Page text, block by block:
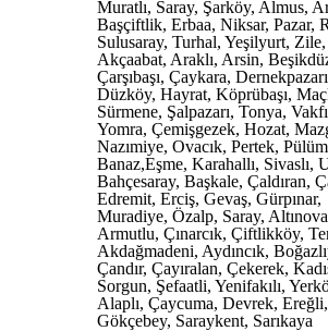
Muratlı, Saray, Şarköy, Almus,
Başçiftlik, Erbaa, Niksar, Pazar,
Sulusaray, Turhal, Yeşilyurt, Zile,
Akçaabat, Araklı, Arsin,
Çarşıbaşı, Çaykara,
Düzköy, Hayrat, Köprübaşı,
Sürmene, Şalpazarı, Tonya,
Yomra, Çemişgezek, Hozat,
Nazımiye, Ovacık, Pertek,
Banaz,Eşme, Karahallı, Sivaslı,
Bahçesaray, Başkale, Çaldıran,
Edremit, Erciş, Gevaş, Gürpınar,
Muradiye, Özalp, Saray,
Armutlu, Çınarcık, Çiftlikköy,
Akdağmadeni, Aydıncık,
Çandır, Çayıralan, Çekerek,
Sorgun, Şefaatli, Yenifakılı,
Alaplı, Çaycuma, Devrek, Ereğli,
Gökçebey, Saraykent, Sarıkaya